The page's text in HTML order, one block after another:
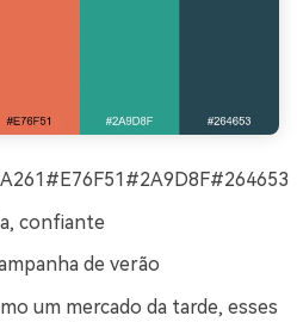
confiante
de verão
um mercado da tarde, esses